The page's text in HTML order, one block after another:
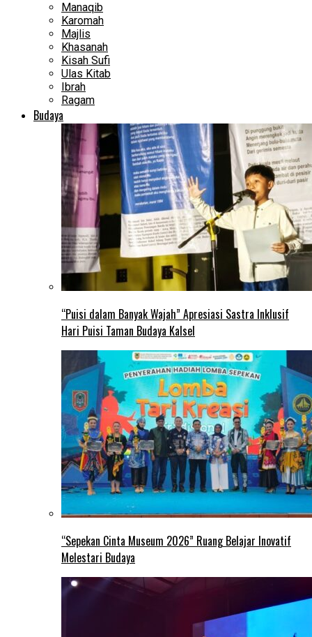
Manaqib
Karomah
Majlis
Khasanah
Kisah Sufi
Ulas Kitab
Ibrah
Ragam
Budaya
“Puisi dalam Banyak Wajah” Apresiasi Sastra Inklusif
Hari Puisi Taman Budaya Kalsel
“Sepekan Cinta Museum 2026” Ruang Belajar Inovatif
Melestari Budaya